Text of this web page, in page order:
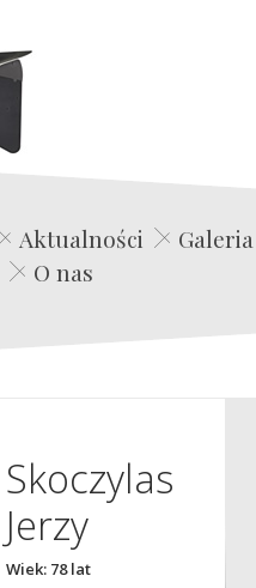
Edwin Film Agencja Aktorska
Aktualności
Galeria
O nas
Skoczylas
Jerzy
Wiek: 78 lat